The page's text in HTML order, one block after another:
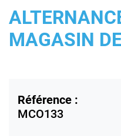
MAGASIN
Référence :
MCO133